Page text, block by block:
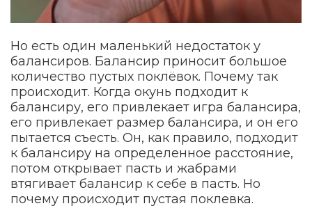
Но есть один маленький недостаток у
балансиров. Балансир приносит большое
количество пустых поклёвок. Почему так
происходит. Когда окунь подходит к
балансиру, его привлекает игра балансира,
его привлекает размер балансира, и он его
пытается съесть. Он, как правило, подходит
к балансиру на определенное расстояние,
потом открывает пасть и жабрами
втягивает балансир к себе в пасть. Но
почему происходит пустая поклевка.